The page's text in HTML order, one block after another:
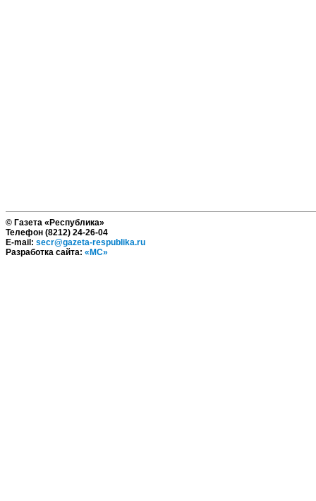
© Газета «Республика»
Телефон (8212) 24-26-04
E-mail: secr@gazeta-respublika.ru
Разработка сайта: «МС»